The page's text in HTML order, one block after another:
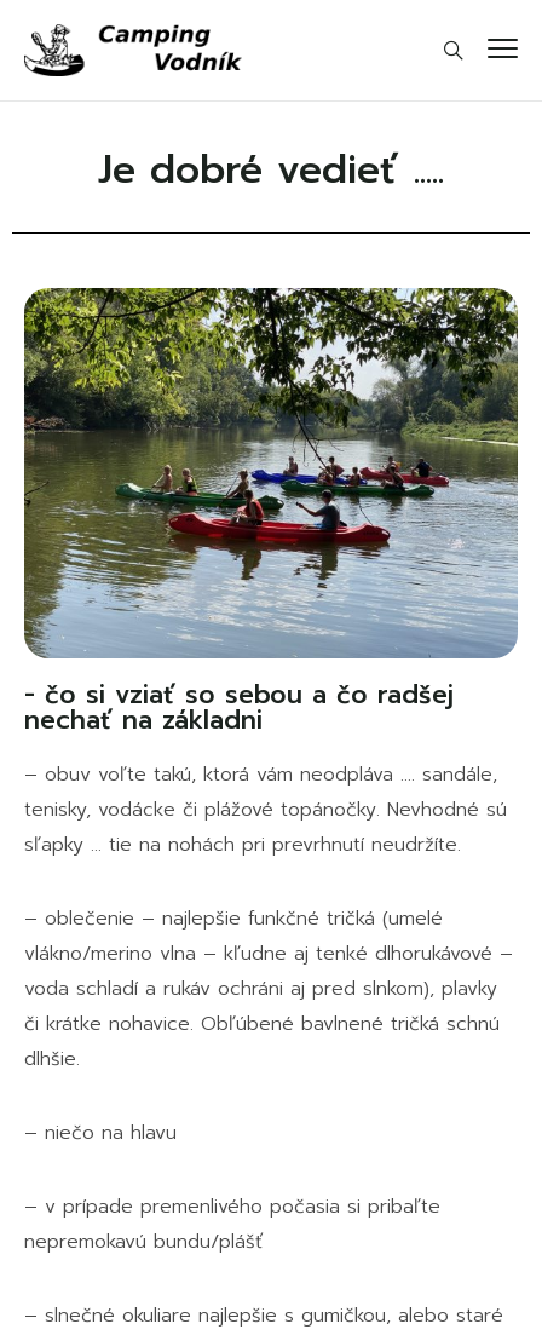
Je dobré vedieť .....
- čo si vziať so sebou a čo radšej
nechať na základni
– obuv voľte takú, ktorá vám neodpláva …. sandále,
tenisky, vodácke či plážové topánočky. Nevhodné sú
sľapky … tie na nohách pri prevrhnutí neudržíte.
– oblečenie – najlepšie funkčné tričká (umelé
vlákno/merino vlna – kľudne aj tenké dlhorukávové –
voda schladí a rukáv ochráni aj pred slnkom), plavky
či krátke nohavice. Obľúbené bavlnené tričká schnú
dlhšie.
– niečo na hlavu
– v prípade premenlivého počasia si pribaľte
nepremokavú bundu/plášť
– slnečné okuliare najlepšie s gumičkou, alebo staré